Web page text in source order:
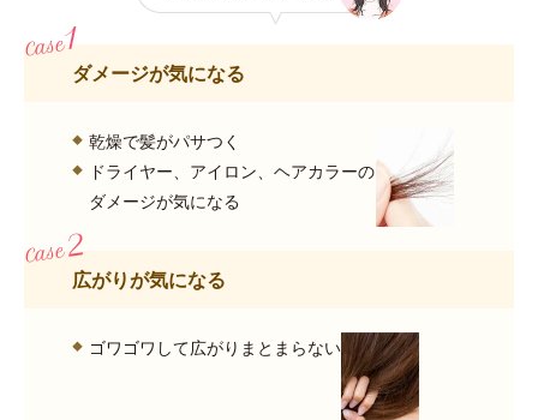
ダメージが気になる
乾燥で髪がパサつく
ドライヤー、アイロン、ヘアカラーの
ダメージが気になる
広がりが気になる
ゴワゴワして広がりまとまらない